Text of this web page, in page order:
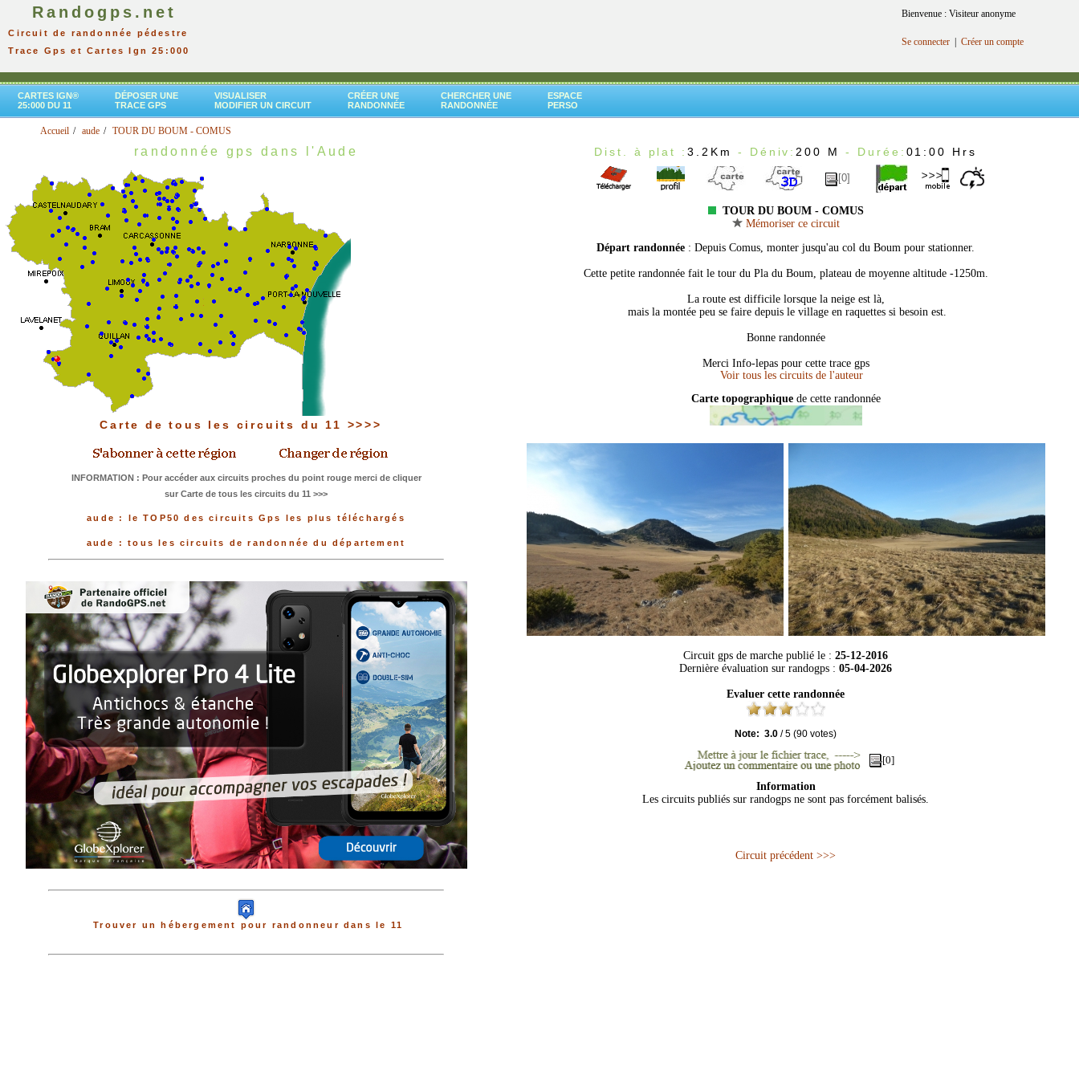
Randogps.net
Circuit de randonnée pédestre
Trace Gps et Cartes Ign 25:000
Bienvenue : Visiteur anonyme
Se connecter Créer un compte
CARTES IGN®
25:000 DU 11
DÉPOSER UNE
TRACE GPS
VISUALISER
MODIFIER UN CIRCUIT
CRÉER UNE
RANDONNÉE
CHERCHER UNE
RANDONNÉE
ESPACE
PERSO
Accueil aude TOUR DU BOUM - COMUS
randonnée gps dans l'Aude
Carte de tous les circuits du 11 >>>>
INFORMATION : Pour accéder aux circuits proches du point rouge merci de cliquer
sur Carte de tous les circuits du 11 >>>
aude : le TOP50 des circuits Gps les plus téléchargés
aude : tous les circuits de randonnée du département
Trouver un hébergement pour randonneur dans le 11
Dist. à plat :3.2Km - Déniv: 200 M - Durée: 01:00 Hrs
[0]
TOUR DU BOUM - COMUS
Mémoriser ce circuit
Départ randonnée : Depuis Comus, monter jusqu'au col du Boum pour stationner.
Cette petite randonnée fait le tour du Pla du Boum, plateau de moyenne altitude -1250m.
La route est difficile lorsque la neige est là,
mais la montée peu se faire depuis le village en raquettes si besoin est.
Bonne randonnée
Merci Info-lepas pour cette trace gps
Carte topographique de cette randonnée
Circuit gps de marche publié le : 25-12-2016
Dernière évaluation sur randogps : 05-04-2026
Evaluer cette randonnée
Note: 3.0 /5 (90 votes)
[0]
Information
Les circuits publiés sur randogps ne sont pas forcément balisés.
Circuit précédent >>>